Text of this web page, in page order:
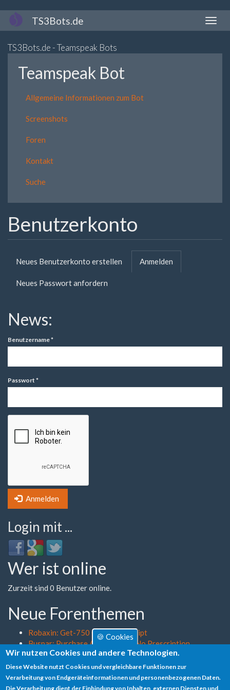
Direkt
zum
TS3Bots.de
TS3Bots.de - Teamspeak Bots
Teamspeak Bot
Allgemeine Informationen zum Bot
Screenshots
Foren
Kontakt
Suche
Benutzerkonto
Primäre
Reiter
Neues Benutzerkonto erstellen Anmelden
Reiter)
Neues Passwort anfordern
News:
Benutzername*
Passwort *
Anmelden
Login mit ...
Login
with
Facebook
Login
with
Google
Login
with
Twitter
Wer ist online
Zurzeit sind 0 Benutzer online.
Neue Forenthemen
Robaxin: Get-750 Online No Script
Buspar: Purchase Agoraphobia No Prescription
Mobic: I Want Generic Discounts
Imovane: Order
Precose: Buy
🍪 Cookies
Wir nutzen Cookies und andere Technologien.
Diese Website nutzt Cookies und vergleichbare Funktionen zur
Verarbeitung von Endgeräteinformationen und personenbezogenen Daten.
Die Verarbeitung dient der Einbindung von Inhalten, externen Diensten und